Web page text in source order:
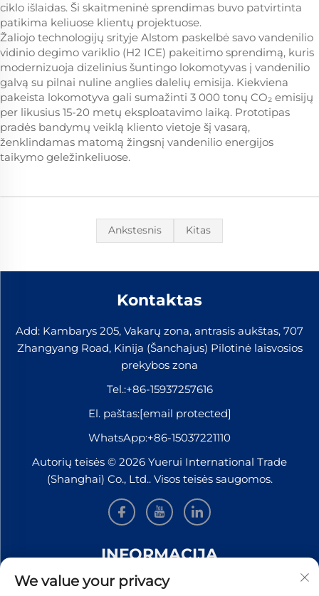
ciklo išlaidas. Ši skaitmeninė sprendimas buvo patvirtinta
patikima keliuose klientų projektuose.
Žaliojo technologijų srityje Alstom paskelbė savo vandenilio
vidinio degimo variklio (H2 ICE) pakeitimo sprendimą, kuris
modernizuoja dizelinius šuntingo lokomotyvas į vandenilio
galvą su pilnai nuline anglies dalelių emisija. Kiekviena
pakeista lokomotyva gali sumažinti 3 000 tonų CO₂ emisijų
per likusius 15-20 metų eksploatavimo laiką. Prototipas
pradės bandymų veiklą kliento vietoje šį vasarą,
ženklindamas matomą žingsnį vandenilio energijos
taikymo geležinkeliuose.
Ankstesnis Kitas
Kontaktas
Add: Kambarys 205, Vakarų zona, antrasis aukštas, 707
Zhangyang Road, Kinija (Šanchajus) Pilotinė laisvosios
prekybos zona
Tel.:+86-15937257616
El. paštas:[email protected]
WhatsApp:+86-15037221110
Autorių teisės © 2026 Yuerui International Trade
(Shanghai) Co., Ltd.. Visos teisės saugomos.
INFORMACIJA
Užsiregistruokite, kad gautumėte mūsų savaitinį
We value your privacy